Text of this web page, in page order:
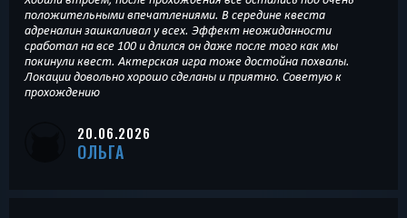
положительными впечатлениями. В середине квеста
адреналин зашкаливал у всех. Эффект неожиданности
сработал на все 100 и длился он даже после того как мы
покинули квест. Актерская игра тоже достойна похвалы.
Локации довольно хорошо сделаны и приятно. Советую к
прохождению
20.06.2026
ОЛЬГА